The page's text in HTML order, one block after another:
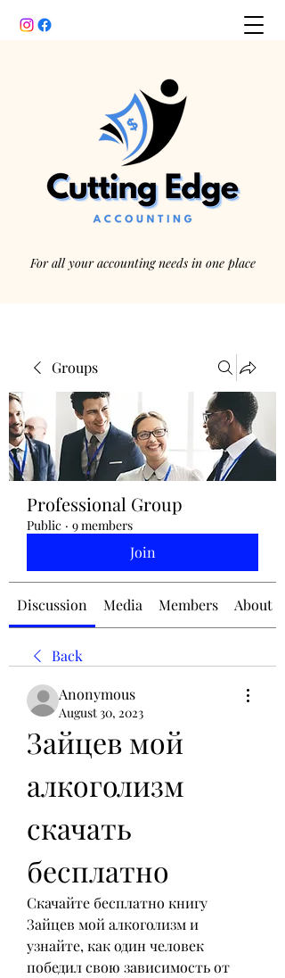
For all your accounting needs in one place
jennifermcchesney@yahoo.com
(604) 445-2082
Groups
Professional Group
Public · 9 members
Join
Discussion Media Members About
Back
Anonymous
August 30, 2023
Зайцев мой
алкоголизм
скачать
бесплатно
Скачайте бесплатно книгу
Зайцев мой алкоголизм и
узнайте, как один человек
победил свою зависимость от